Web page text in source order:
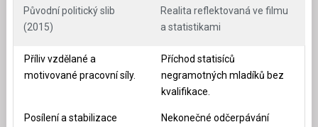
Původní politický slib
(2015)
Realita reflektovaná ve filmu
a statistikami
Příliv vzdělané a
motivované pracovní síly.
Příchod statisíců
negramotných mladíků bez
kvalifikace.
Posílení a stabilizace
Nekonečné odčerpávání